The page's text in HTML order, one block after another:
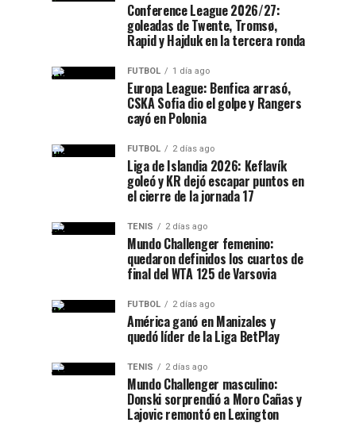
Conference League 2026/27:
goleadas de Twente, Tromsø,
Rapid y Hajduk en la tercera ronda
FUTBOL 1 día ago
Europa League: Benfica arrasó,
CSKA Sofia dio el golpe y Rangers
cayó en Polonia
FUTBOL 2 días ago
Liga de Islandia 2026: Keflavík
goleó y KR dejó escapar puntos en
el cierre de la jornada 17
TENIS 2 días ago
Mundo Challenger femenino:
quedaron definidos los cuartos de
final del WTA 125 de Varsovia
FUTBOL 2 días ago
América ganó en Manizales y
quedó líder de la Liga BetPlay
TENIS 2 días ago
Mundo Challenger masculino:
Donski sorprendió a Moro Cañas y
Lajovic remontó en Lexington